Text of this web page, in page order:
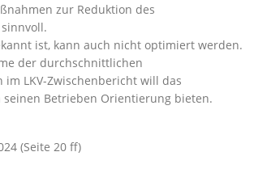
zur Reduktion des
ist, kann auch nicht optimiert werden.
der durchschnittlichen
LKV-Zwischenbericht will das
seinen Betrieben Orientierung bieten.
(Seite 20 ff)